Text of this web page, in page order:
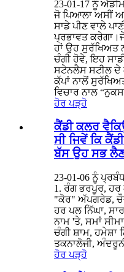
23-01-17 ਨੂੰ
ਜੋ ਪਿਆਲਾ ਅਸੀਂ
ਸਾਡੇ ਪੀਣ ਵਾਲੇ
ਪ੍ਰਭਾਵਤ
ਹਾਂ ਉਹ ਸੁਰੱਖਿਅਤ
ਚੰਗੀ ਹੋਵੇ, ਇਹ
ਸਟੇਨਲੈਸ ਸਟੀਲ ਦੇ
ਕੱਪਾਂ ਨਾਲੋਂ
ਵਿਚਾਰ ਨਾਲ
ਹੋਰ ਪੜ੍ਹੋ
ਕੈਂਡੀ ਕਲਰ
ਸੀ ਜਿਵੇਂ ਕਿ
ਬੱਸ ਉਹ ਸਭ
23-01-06 ਨੂੰ
1. ਰੰਗ ਭਰਪੂਰ, ਹਰ
"ਕੋਰ" ਅੱਪਗਰੇਡ,
ਹਰ ਪਲ ਨਿੱਘਾ,
ਨਾਮ 'ਤੇ, ਸਮਾਂ
ਚੰਗੀ ਸ਼ਾਮ, ਹਮੇਸ਼ਾ
ਤਕਨਾਲੋਜੀ,
ਹੋਰ ਪੜ੍ਹੋ